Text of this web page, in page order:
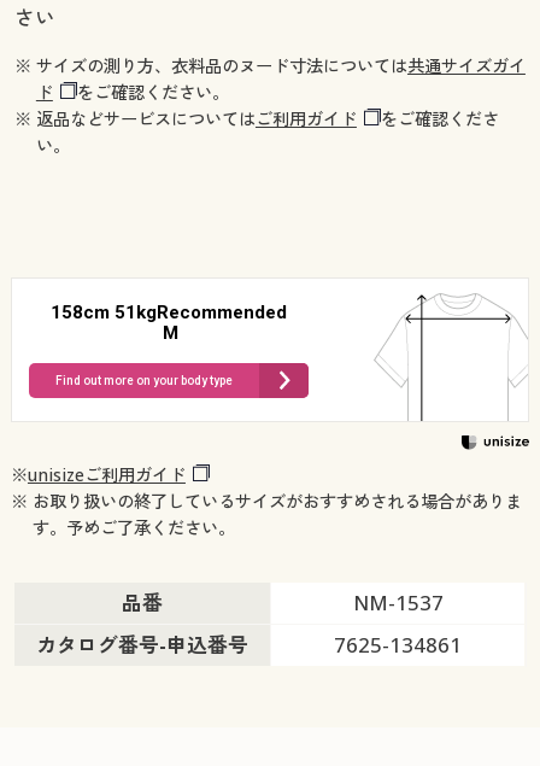
さい
※ サイズの測り方、衣料品のヌード寸法については共通サイズガイ
ド
をご確認ください。
※ 返品などサービスについてはご利用ガイド
をご確認くださ
い。
158cm 51kgRecommended
M
Find out more on your body type
※unisizeご利用ガイド
※ お取り扱いの終了しているサイズがおすすめされる場合がありま
す。予めご了承ください。
品番
NM-1537
カタログ番号-申込番号
7625-134861